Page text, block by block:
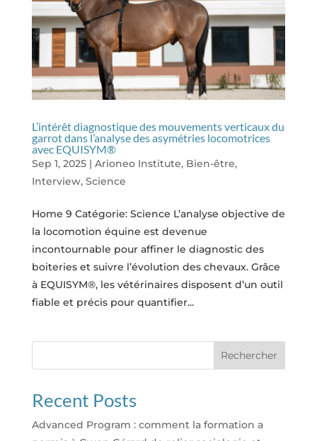
L’intérêt diagnostique des mouvements verticaux du
garrot dans l’analyse des asymétries locomotrices
avec EQUISYM®
Sep 1, 2025| Arioneo Institute, Bien-être,
Interview, Science
Home 9 Catégorie: Science L’analyse objective de
la locomotion équine est devenue
incontournable pour affiner le diagnostic des
boiteries et suivre l’évolution des chevaux. Grâce
à EQUISYM®, les vétérinaires disposent d’un outil
fiable et précis pour quantifier...
Rechercher
Recent Posts
Advanced Program : comment la formation a